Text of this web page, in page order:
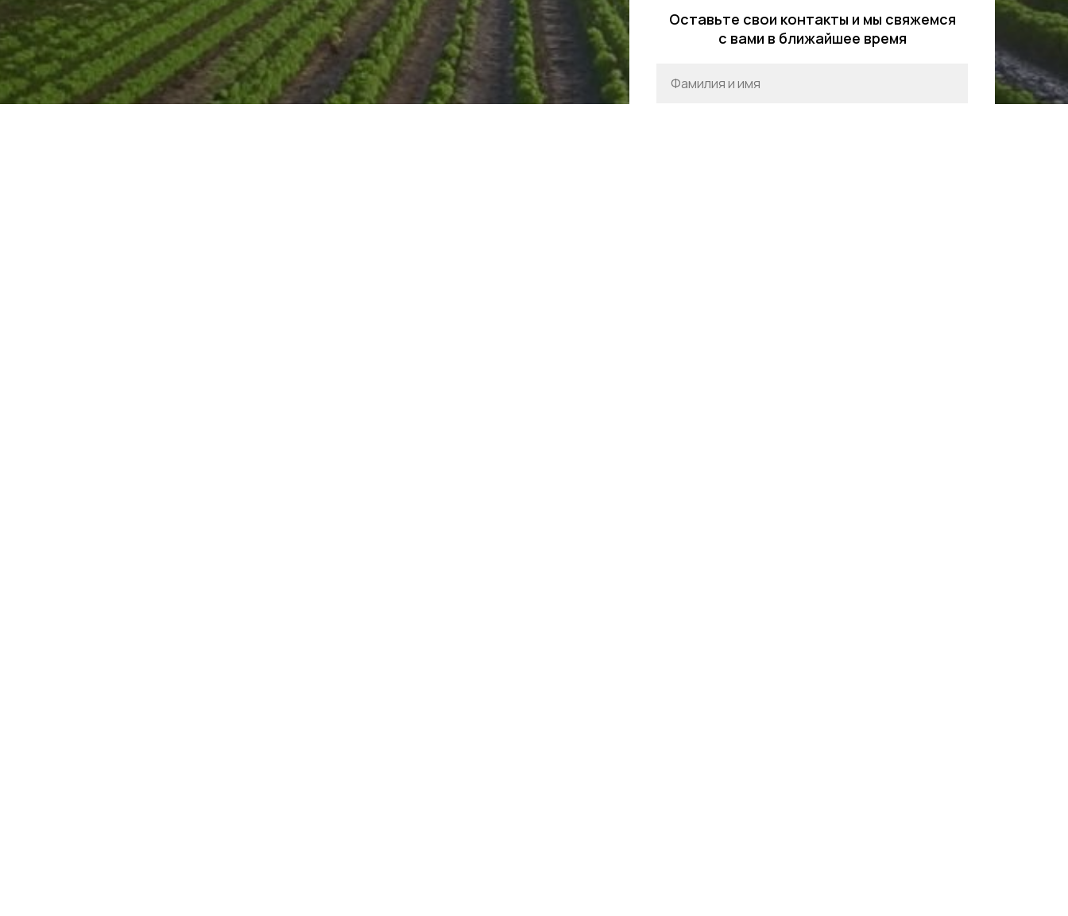
ХОТИТЕ ЗАКАЗАТЬ
Оставьте свои контакты и мы свяжемся
с вами в ближайшее время